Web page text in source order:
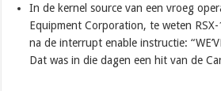
In de kernel source van een vroeg
Equipment Corporation, te weten
na de interrupt enable instructie:
Dat was in die dagen een hit van de